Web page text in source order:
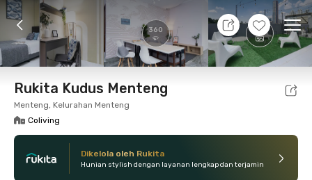
360 +24
10 Agt 26 - Belum tahu
Foto Fasilitas bersama Lokasi Kamar
Rukita Kudus Menteng
Menteng, Kelurahan Menteng
Coliving
Dikelola oleh Rukita
Hunian stylish dengan layanan lengkap dan terjamin